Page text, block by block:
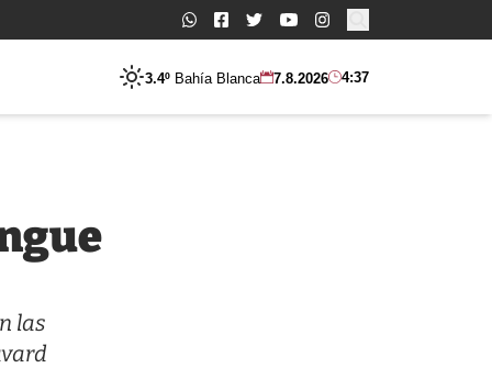
Buscar:
3.4º Bahía Blanca 7.8.2026 4:37
las